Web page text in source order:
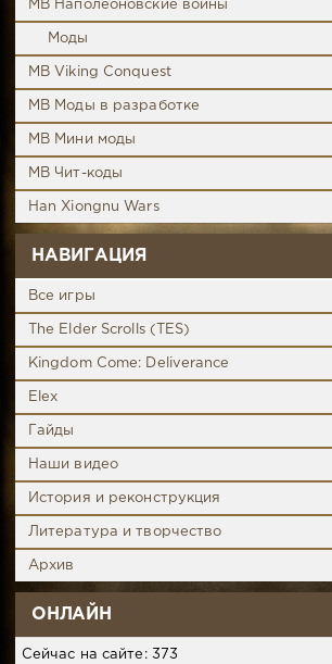
MB Наполеоновские войны
Моды
MB Viking Conquest
MB Моды в разработке
MB Мини моды
MB Чит-коды
Han Xiongnu Wars
НАВИГАЦИЯ
Все игры
The Elder Scrolls (TES)
Kingdom Come: Deliverance
Elex
Гайды
Наши видео
История и реконструкция
Литература и творчество
Архив
ОНЛАЙН
Сейчас на сайте: 373